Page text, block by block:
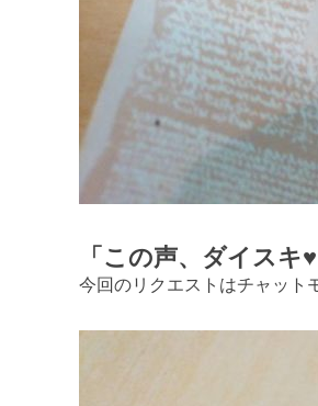
「この声、ダイスキ♥
今回のリクエストはチャット